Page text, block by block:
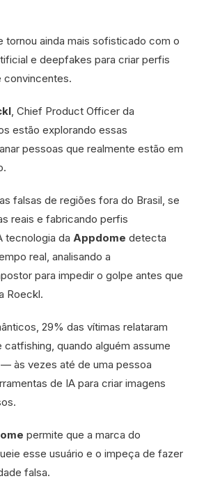
tornou ainda mais sofisticado com o
e deepfakes para criar perfis
convincentes.
, Chief Product Officer da
estão explorando essas
pessoas que realmente estão em
falsas de regiões fora do Brasil, se
reais e fabricando perfis
tecnologia da Appdome detecta
real, analisando a
para impedir o golpe antes que
Roeckl.
29% das vítimas relataram
quando alguém assume
às vezes até de uma pessoa
de IA para criar imagens
permite que a marca do
esse usuário e o impeça de fazer
falsa.